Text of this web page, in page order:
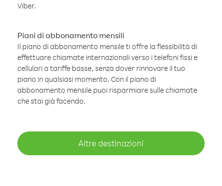
Viber.
Piani di abbonamento mensili
Il piano di abbonamento mensile ti offre la flessibilità di
effettuare chiamate internazionali verso i telefoni fissi e
cellulari a tariffe basse, senza dover rinnovare il tuo
piano in qualsiasi momento. Con il piano di
abbonamento mensile puoi risparmiare sulle chiamate
che stai già facendo.
Altre destinazioni